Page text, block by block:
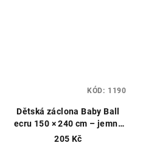
Dětská záclona Baby Ball
ecru 150 × 240 cm – jemný
dotek útulnosti
205 Kč
KÓD: 1190